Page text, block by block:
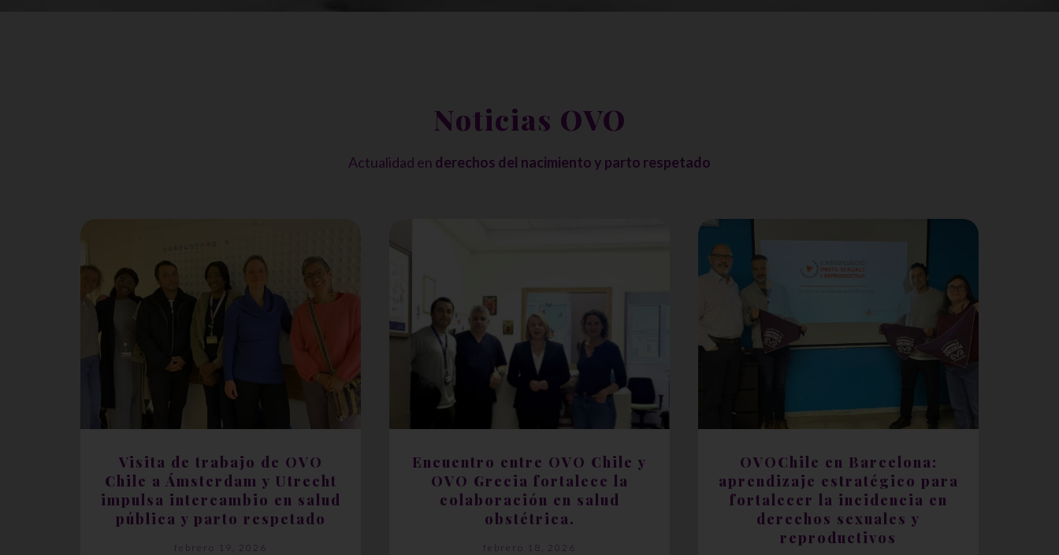
Noticias OVO
Actualidad en derechos del nacimiento y parto respetado
Visita de trabajo de OVO
Chile a Ámsterdam y Utrecht
impulsa intercambio en salud
pública y parto respetado
febrero 19, 2026
Encuentro entre OVO Chile y
OVO Grecia fortalece la
colaboración en salud
obstétrica.
febrero 18, 2026
OVOChile en Barcelona:
aprendizaje estratégico para
fortalecer la incidencia en
derechos sexuales y
reproductivos